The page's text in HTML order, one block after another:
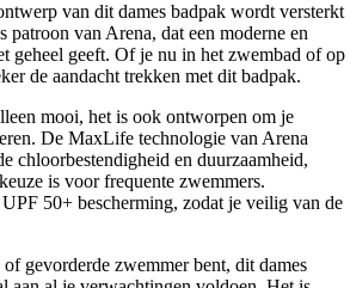
van dit dames badpak wordt versterkt
patroon van Arena, dat een moderne en
geheel geeft. Of je nu in het zwembad of op
de aandacht trekken met dit badpak.
mooi, het is ook ontworpen om je
De MaxLife technologie van Arena
chloorbestendigheid en duurzaamheid,
is voor frequente zwemmers.
50+ bescherming, zodat je veilig van de
gevorderde zwemmer bent, dit dames